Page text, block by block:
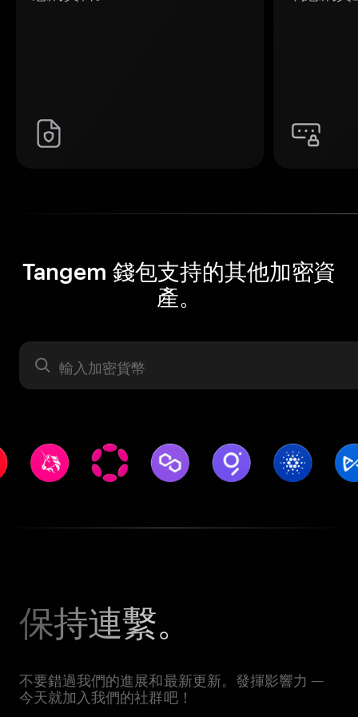
Tangem 錢包支持的其他加密資
產。
資產
保持連繫。
不要錯過我們的進展和最新更新。發揮影響力 —
今天就加入我們的社群吧！